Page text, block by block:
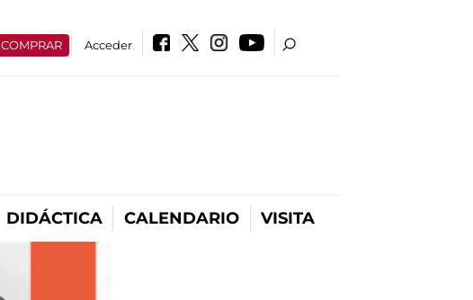
COMPRAR Acceder
DIDÁCTICA CALENDARIO VISITA